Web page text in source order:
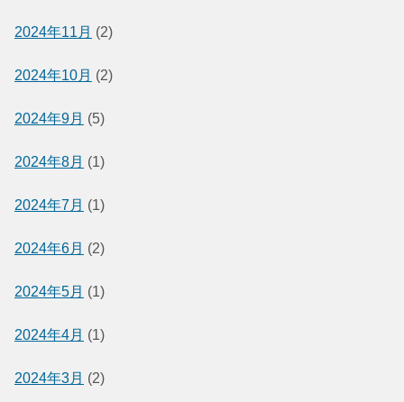
2024年11月 (2)
2024年10月 (2)
2024年9月 (5)
2024年8月 (1)
2024年7月 (1)
2024年6月 (2)
2024年5月 (1)
2024年4月 (1)
2024年3月 (2)